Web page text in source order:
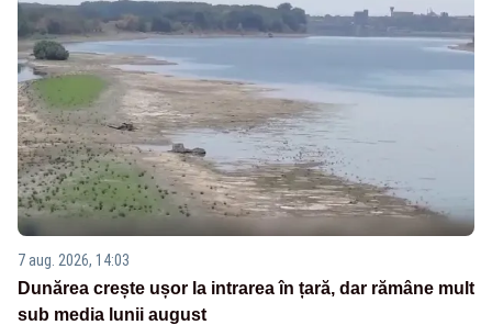
7 aug. 2026, 14:03
Dunărea crește ușor la intrarea în țară, dar rămâne mult
sub media lunii august